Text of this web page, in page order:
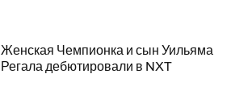
Женская Чемпионка и сын Уильяма
Регала дебютировали в NXT